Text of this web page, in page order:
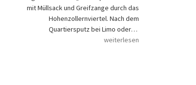
mit Müllsack und Greifzange durch das
Hohenzollernviertel. Nach dem
Quartiersputz bei Limo oder…
weiterlesen